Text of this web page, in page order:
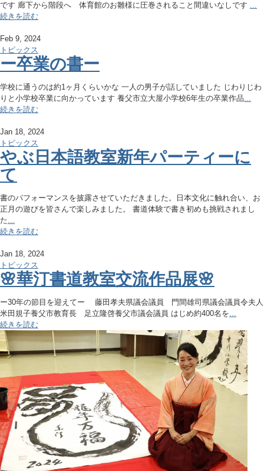
です 廊下から階段へ 体育館のお雛様に圧巻されること間違いなしです ...
続きを読む
Feb 9, 2024
トピックス
ー卒業の書ー
学校に通うのは約1ヶ月くらいかな 一人の男子が話していました じわりじわ
りと小学校卒業に向かっています 養父市立大屋小学校6年生の卒業作品
続きを読む
Jan 18, 2024
トピックス
やぶ日本語教室新年パーティーに
て
書のパフォーマンスを披露させていただきました。日本文化に触れ合い、お
正月の遊びを皆さんで楽しみました。 書道体験で書き初めも挑戦されまし
た
続きを読む
Jan 18, 2024
トピックス
🌸華汀書道教室交流作品展🌸
ー30年の節目を迎えてー 藤田孝夫県議会議員 門間雄司県議会議員令夫人
米田規子養父市教育長 足立隆啓養父市議会議員 はじめ約400名を
続きを読む